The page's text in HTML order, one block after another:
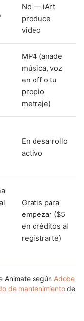
No — iArt
produce
video
MP4 (añade
música, voz
en off o tu
propio
metraje)
En desarrollo
activo
Gratis para
empezar ($5
en créditos al
registrarte)
Animate según Adobe
de mantenimiento de